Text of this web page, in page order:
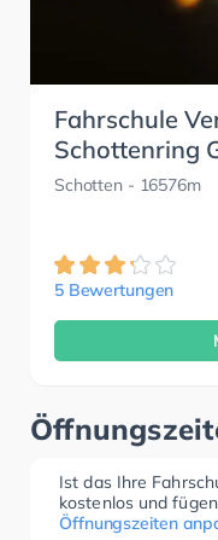
Fahrschule
Schottenring
Schotten - 16576m
5 Bewertungen
Ist das Ihre
kostenlos und
Öffnungszeiten